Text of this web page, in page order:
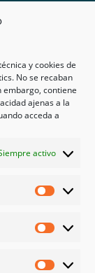
y cookies de
No se recaban
embargo, contiene
ajenas a la
acceda a
activo